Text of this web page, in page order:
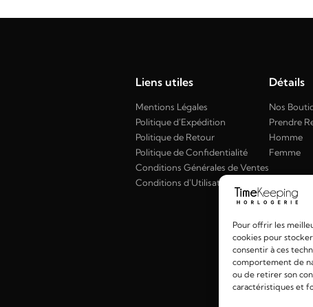
Pour offrir les
cookies pour
consentir à ces
comportement de
ou de retirer son
caractéristiques et
Liens utiles
Mentions Légales
Politique d'Expédition
Politique de Retour
Politique de Confidentialité
Conditions Générales de Ventes
Conditions d'Utilisation
Détails
Nos
Prendre
Homme
Femme